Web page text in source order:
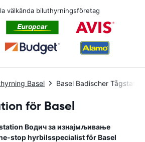
välkända biluthyrningsföretag
Basel Basel Badischer Tågstation
för Basel
Водич за изнајмљивање
stop hyrbilsspecialist förBasel